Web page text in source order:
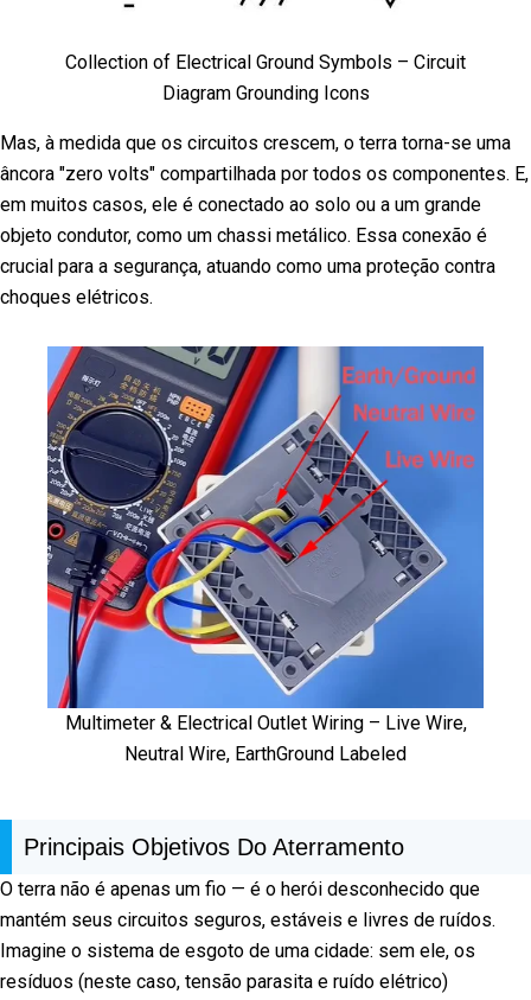
Collection of Electrical Ground Symbols – Circuit
Diagram Grounding Icons
Mas, à medida que os circuitos crescem, o terra torna-se uma
âncora "zero volts" compartilhada por todos os componentes. E,
em muitos casos, ele é conectado ao solo ou a um grande
objeto condutor, como um chassi metálico. Essa conexão é
crucial para a segurança, atuando como uma proteção contra
choques elétricos.
Multimeter & Electrical Outlet Wiring – Live Wire,
Neutral Wire, EarthGround Labeled
Principais Objetivos Do Aterramento
O terra não é apenas um fio — é o herói desconhecido que
mantém seus circuitos seguros, estáveis e livres de ruídos.
Imagine o sistema de esgoto de uma cidade: sem ele, os
resíduos (neste caso, tensão parasita e ruído elétrico)